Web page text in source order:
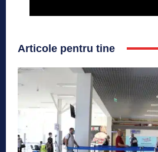
Articole pentru tine